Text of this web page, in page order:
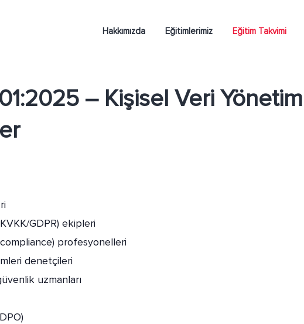
Hakkımızda Eğitimlerimiz Eğitim Takvimi
– Kişisel Veri
GDPR) ekipleri
profesyonelleri
denetçileri
uzmanları